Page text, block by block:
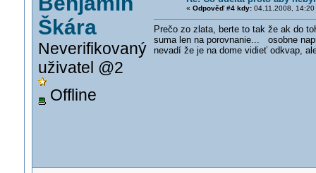
Škára
Neverifikovaný
uživatel @2
Offline
« Odpověď #4 kdy:04.11.2008, 14:20
Prečo zo zlata, berte to tak že ak do
suma len na porovnanie... osobne
nevadí že je na dome vidieť odkvap,